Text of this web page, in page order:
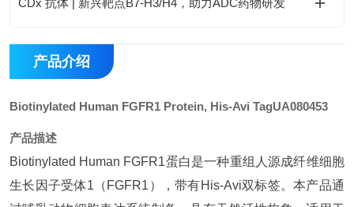
CDx 抗体 | 新兴靶点B7-H3/H4，助力ADC药物研发
产品介绍
Biotinylated Human FGFR1 Protein, His-Avi TagUA080453
产品描述
Biotinylated Human FGFR1蛋白是一种重组人源成纤维细胞
生长因子受体1（FGFR1），带有His-Avi双标签。本产品通